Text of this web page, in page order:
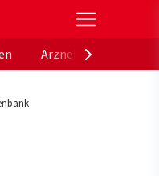
der